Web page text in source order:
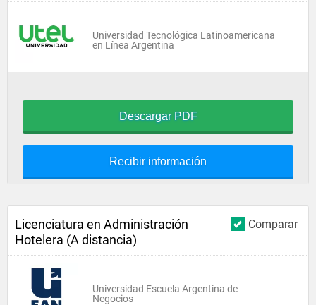
Universidad Tecnológica Latinoamericana
en Línea Argentina
Descargar PDF
Recibir información
Comparar
Licenciatura en Administración
Hotelera (A distancia)
Universidad Escuela Argentina de
Negocios